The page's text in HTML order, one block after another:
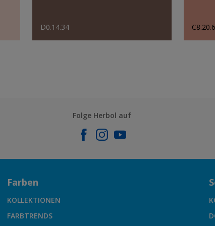
D0.14.34
Folge Herbol auf
Farben
KOLLEKTIONEN
FARBTRENDS